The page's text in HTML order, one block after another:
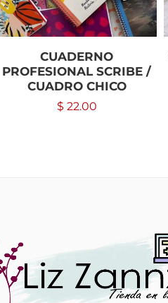
CUADERNO
PROFESIONAL SCRIBE /
CUADRO CHICO
$ 22.00